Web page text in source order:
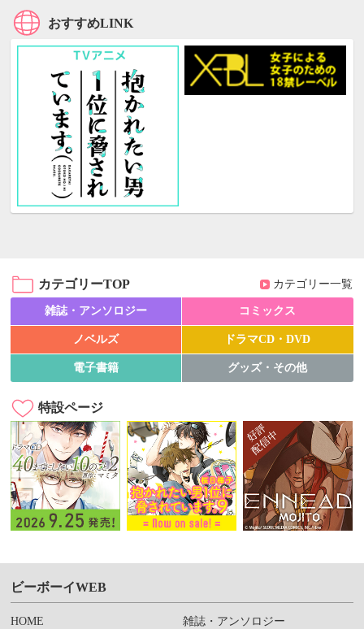
おすすめLINK
カテゴリーTOP カテゴリー一覧
雑誌・アンソロジー コミックス
ノベルズ ドラマCD・DVD
電子書籍 グッズ・その他
特設ページ
ビーボーイWEB
HOME
雑誌・アンソロジー